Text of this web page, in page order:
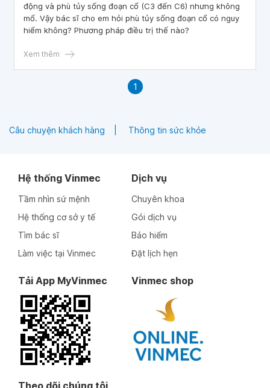
động và phù tủy sống đoạn cổ (C3 đến C6) nhưng không
mổ. Vậy bác sĩ cho em hỏi phù tủy sống đoạn cổ có nguy
hiểm không? Phương pháp điều trị thế nào?
Xem thêm
1
Câu chuyện khách hàng Thông tin sức khỏe
Hệ thống Vinmec
Tầm nhìn sứ mệnh
Hệ thống cơ sở y tế
Tìm bác sĩ
Làm việc tại Vinmec
Dịch vụ
Chuyên khoa
Gói dịch vụ
Bảo hiểm
Đặt lịch hẹn
Tải App MyVinmec Vinmec shop
Theo dõi chúng tôi